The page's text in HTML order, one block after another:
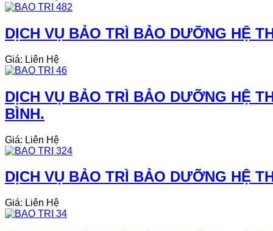
DỊCH VỤ BẢO TRÌ BẢO DƯỠNG HỆ
Giá: Liên Hệ
DỊCH VỤ BẢO TRÌ BẢO DƯỠNG HỆ
BÌNH.
Giá: Liên Hệ
DỊCH VỤ BẢO TRÌ BẢO DƯỠNG HỆ
Giá: Liên Hệ